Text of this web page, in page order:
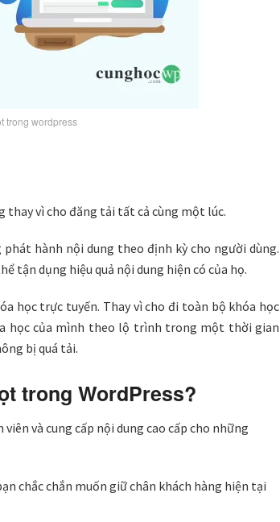
trong wordpress
thay vì cho đăng tải tất cả cùng một lúc.
hành nội dung theo định kỳ cho người dùng.
tận dụng hiệu quả nội dung hiện có của họ.
học trực tuyến. Thay vì cho đi toàn bộ khóa học
học của mình theo lộ trình trong một thời gian
bị quá tải.
trong WordPress?
và cung cấp nội dung cao cấp cho những
chắc chắn muốn giữ chân khách hàng hiện tại